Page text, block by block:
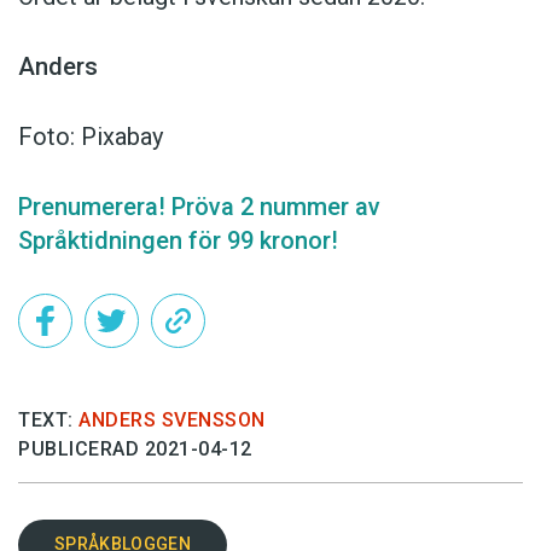
Anders
Foto: Pixabay
Prenumerera! Pröva 2 nummer av
Språktidningen för 99 kronor!
TEXT: ANDERS SVENSSON
PUBLICERAD 2021-04-12
SPRÅKBLOGGEN